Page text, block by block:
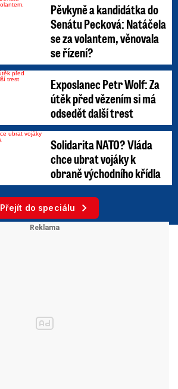
Pěvkyně a kandidátka do
Senátu Pecková: Natáčela
se za volantem, věnovala
se řízení?
Exposlanec Petr Wolf: Za
útěk před vězením si má
odsedět další trest
Solidarita NATO? Vláda
chce ubrat vojáky k
obraně východního křídla
Přejít do speciálu